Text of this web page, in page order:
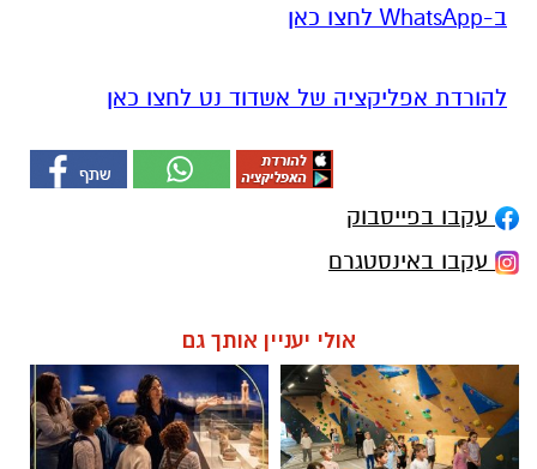
ב-WhatsApp לחצו כאן
להורדת אפליקציה של אשדוד נט לחצו כאן
עקבו בפייסבוק
עקבו באינסטגרם
אולי יעניין אותך גם